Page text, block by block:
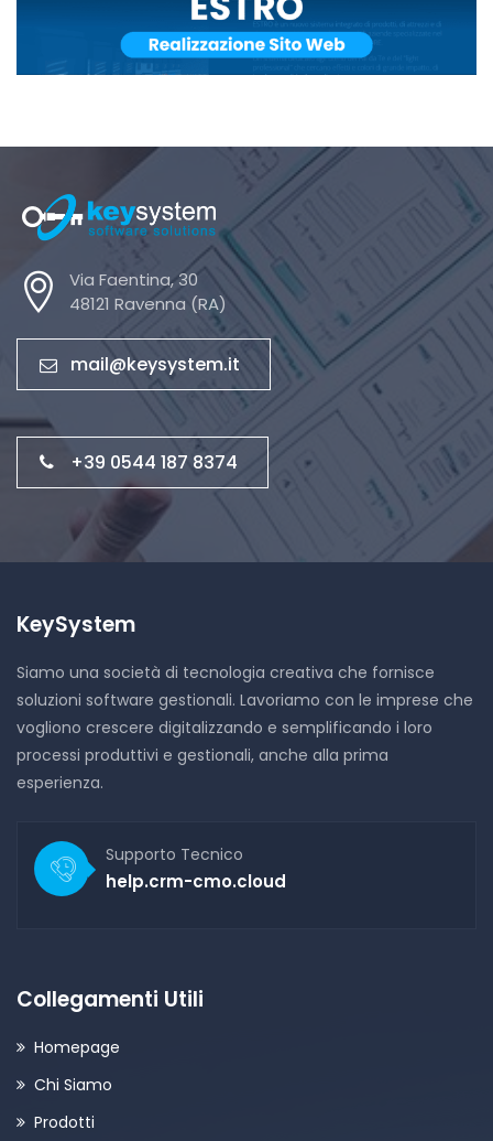
Via Faentina, 30
48121 Ravenna (RA)
mail@keysystem.it
+39 0544 187 8374
KeySystem
Siamo una società di tecnologia creativa che fornisce
soluzioni software gestionali. Lavoriamo con le imprese che
vogliono crescere digitalizzando e semplificando i loro
processi produttivi e gestionali, anche alla prima
esperienza.
Supporto Tecnico
help.crm-cmo.cloud
Collegamenti Utili
Homepage
Chi Siamo
Prodotti